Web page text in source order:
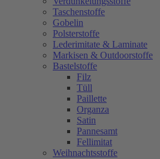
Taschenstoffe
Gobelin
Polsterstoffe
Lederimitate & Laminate
Markisen & Outdoorstoffe
Bastelstoffe
Filz
Tüll
Paillette
Organza
Satin
Pannesamt
Fellimitat
Weihnachtsstoffe